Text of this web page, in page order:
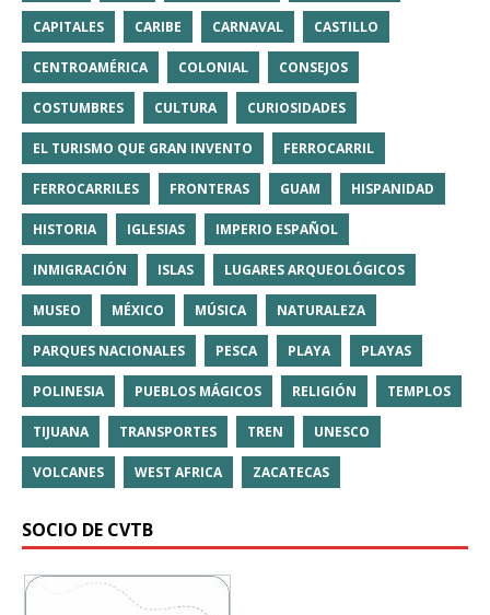
CAPITALES CARIBE CARNAVAL CASTILLO
CENTROAMÉRICA COLONIAL CONSEJOS
COSTUMBRES CULTURA CURIOSIDADES
EL TURISMO QUE GRAN INVENTO FERROCARRIL
FERROCARRILES FRONTERAS GUAM HISPANIDAD
HISTORIA IGLESIAS IMPERIO ESPAÑOL
INMIGRACIÓN ISLAS LUGARES ARQUEOLÓGICOS
MUSEO MÉXICO MÚSICA NATURALEZA
PARQUES NACIONALES PESCA PLAYA PLAYAS
POLINESIA PUEBLOS MÁGICOS RELIGIÓN TEMPLOS
TIJUANA TRANSPORTES TREN UNESCO
VOLCANES WEST AFRICA ZACATECAS
SOCIO DE CVTB